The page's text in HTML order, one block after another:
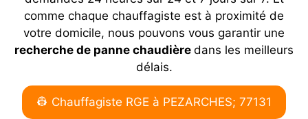
comme chaque chauffagiste est à proximité de
votre domicile, nous pouvons vous garantir une
recherche de panne chaudière dans les meilleurs
délais.
👷 Chauffagiste RGE à PEZARCHES; 77131